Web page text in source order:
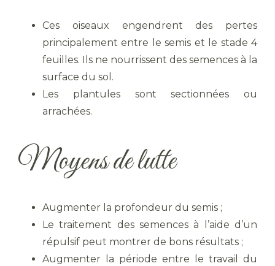
Ces oiseaux engendrent des pertes
principalement entre le semis et le stade 4
feuilles. Ils ne nourrissent des semences à la
surface du sol.
Les plantules sont sectionnées ou
arrachées.
Moyens de lutte
Augmenter la profondeur du semis ;
Le traitement des semences à l’aide d’un
répulsif peut montrer de bons résultats ;
Augmenter la période entre le travail du